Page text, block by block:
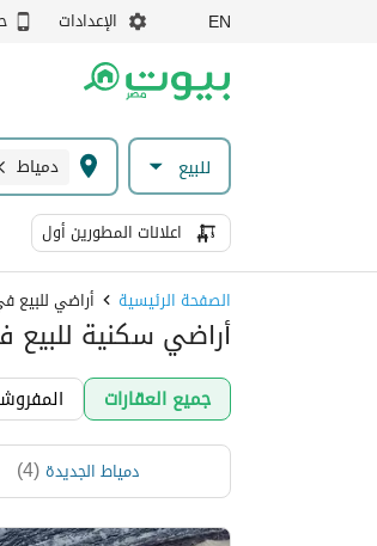
EN الإعدادات
للبيع دمياط
اعلانات المطورين أول
الصفحة الرئيسية أراضي للبيع
أراضي سكنية
جميع العقارات
دمياط الجديدة(
4
)